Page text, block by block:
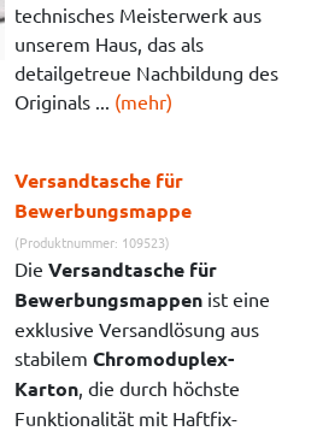
technisches Meisterwerk aus
unserem Haus, das als
detailgetreue Nachbildung des
Originals ... (mehr)
Versandtasche für
Bewerbungsmappe
(Produktnummer: 109523)
DieVersandtasche für
Bewerbungsmappen ist eine
exklusive Versandlösung aus
stabilemChromoduplex-
Karton , die durch höchste
Funktionalität mit Haftfix-